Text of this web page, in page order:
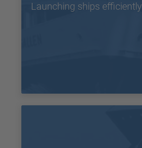
Launching ships efficiently